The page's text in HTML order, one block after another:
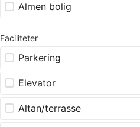
Almen bolig
Faciliteter
Parkering
Elevator
Altan/terrasse